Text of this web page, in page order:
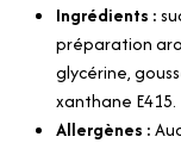
Ingrédients :
préparation
glycérine,
xanthane E415.
Allergènes :